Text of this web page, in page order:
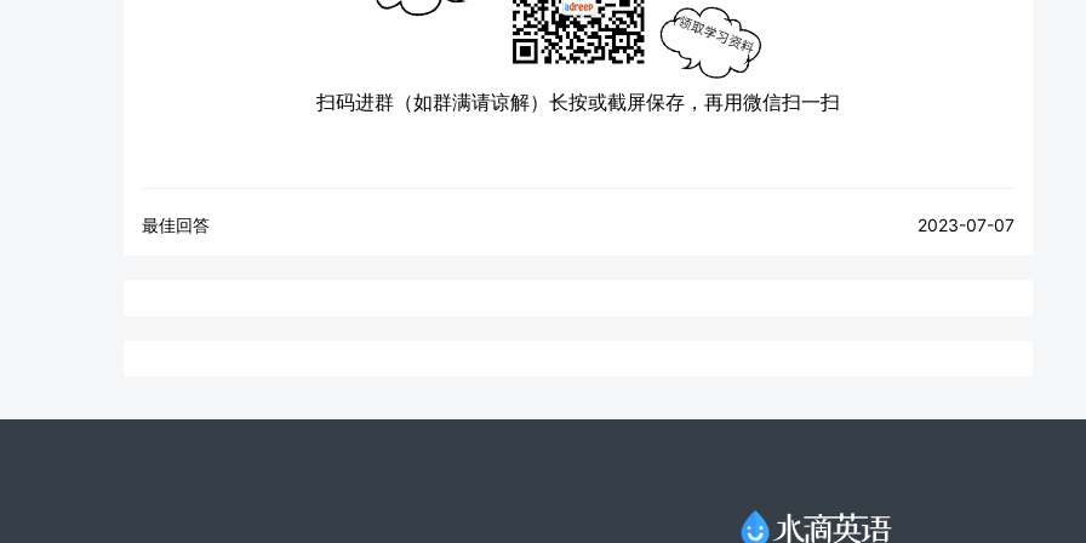
扫码进群（如群满请谅解） 长按或截屏保存，再用微信扫一扫
最佳回答 2023-07-07